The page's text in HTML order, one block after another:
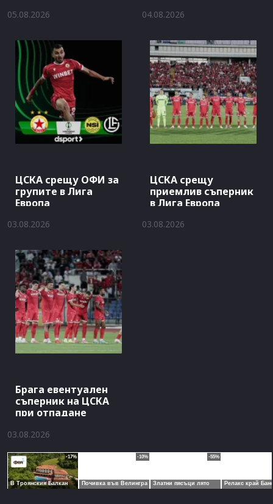
05.08.2026 04.08.2026
ЦСКА срещу ОФИ за
групите в Лига
Европа
03.08.2026
ЦСКА срещу
приемлив съперник
в Лига Европа
03.08.2026
Брага евентуален
съперник на ЦСКА
при отпадане
03.08.2026